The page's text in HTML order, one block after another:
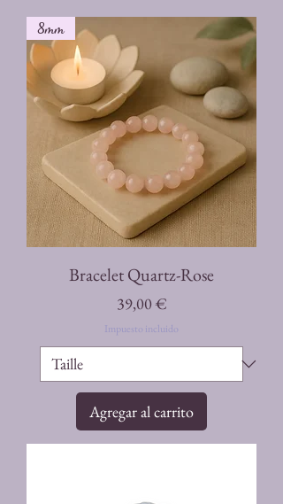
8mm
Bracelet Quartz-Rose
Precio
39,00 €
Impuesto incluido
Agregar al carrito